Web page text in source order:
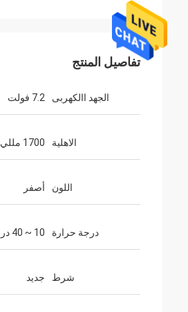
تفاصيل المنتج
الجهد االكهربى 7.2 فولت
الاهلية 1700 مللي أمبير
اللون أصفر
درجة حرارة 10 ~ 40 درجة مئوية
شرط جديد